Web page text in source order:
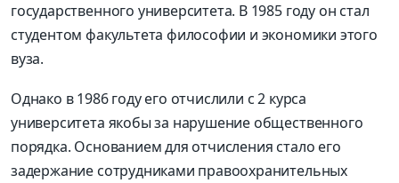
государственного университета. В 1985 году он стал
студентом факультета философии и экономики этого
вуза.
Однако в 1986 году его отчислили с 2 курса
университета якобы за нарушение общественного
порядка. Основанием для отчисления стало его
задержание сотрудниками правоохранительных